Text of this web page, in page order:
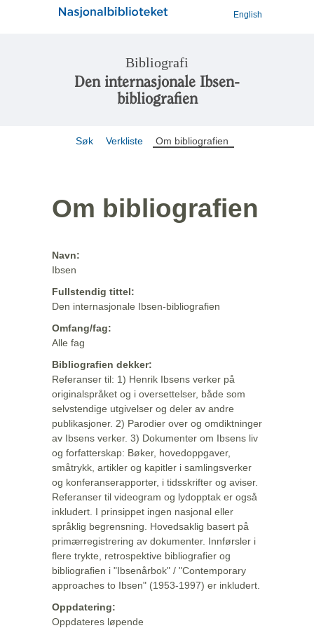
English
Bibliografi
Den internasjonale Ibsen-
bibliografien
Søk Verkliste Om bibliografien
Om bibliografien
Navn:
Ibsen
Fullstendig tittel:
Den internasjonale Ibsen-bibliografien
Omfang/fag:
Alle fag
Bibliografien dekker:
Referanser til: 1) Henrik Ibsens verker på
originalspråket og i oversettelser, både som
selvstendige utgivelser og deler av andre
publikasjoner. 2) Parodier over og omdiktninger
av Ibsens verker. 3) Dokumenter om Ibsens liv
og forfatterskap: Bøker, hovedoppgaver,
småtrykk, artikler og kapitler i samlingsverker
og konferanserapporter, i tidsskrifter og aviser.
Referanser til videogram og lydopptak er også
inkludert. I prinsippet ingen nasjonal eller
språklig begrensning. Hovedsaklig basert på
primærregistrering av dokumenter. Innførsler i
flere trykte, retrospektive bibliografier og
bibliografien i "Ibsenårbok" / "Contemporary
approaches to Ibsen" (1953-1997) er inkludert.
Oppdatering:
Oppdateres løpende